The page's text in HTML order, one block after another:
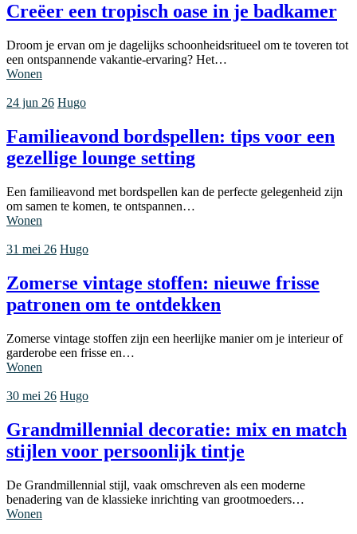
Creëer een tropisch oase in je badkamer
Droom je ervan om je dagelijks schoonheidsritueel om te toveren tot
een ontspannende vakantie-ervaring? Het…
Wonen
24 jun 26 Hugo
Familieavond bordspellen: tips voor een
gezellige lounge setting
Een familieavond met bordspellen kan de perfecte gelegenheid zijn
om samen te komen, te ontspannen…
Wonen
31 mei 26 Hugo
Zomerse vintage stoffen: nieuwe frisse
patronen om te ontdekken
Zomerse vintage stoffen zijn een heerlijke manier om je interieur of
garderobe een frisse en…
Wonen
30 mei 26 Hugo
Grandmillennial decoratie: mix en match
stijlen voor persoonlijk tintje
De Grandmillennial stijl, vaak omschreven als een moderne
benadering van de klassieke inrichting van grootmoeders…
Wonen